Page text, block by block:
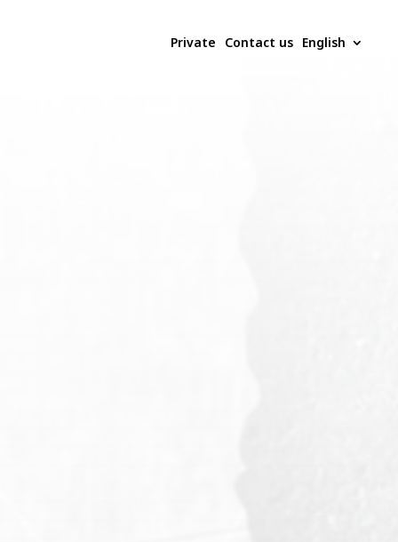
Private Contact us English